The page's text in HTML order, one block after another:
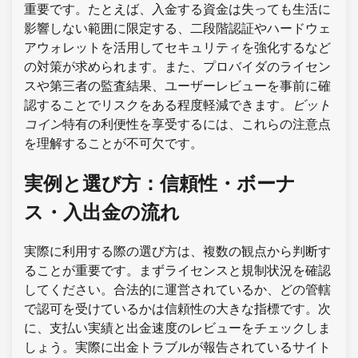
重要です。たとえば、入金する資金は失っても生活に
影響しない範囲に限定する、二段階認証やハードウェ
アウォレットを活用してセキュリティを強化するなど
の対策が求められます。また、プロバイダのライセン
スや第三者の監査結果、ユーザーレビューを事前に確
認することでリスクをある程度軽減できます。
ビット
コイン特有の利便性を享受するには、これらの注意点
を理解することが不可欠です。
実例と選び方：信頼性・ボーナ
ス・入出金の流れ
実際に利用する際の選び方は、複数の観点から判断す
ることが重要です。まずライセンスと規制状況を確認
してください。合法的に運営されているか、どの管轄
で認可を受けているかは信頼性の大きな指標です。次
に、支払い実績と出金速度のレビューをチェックしま
しょう。実際に出金トラブルが報告されているサイト